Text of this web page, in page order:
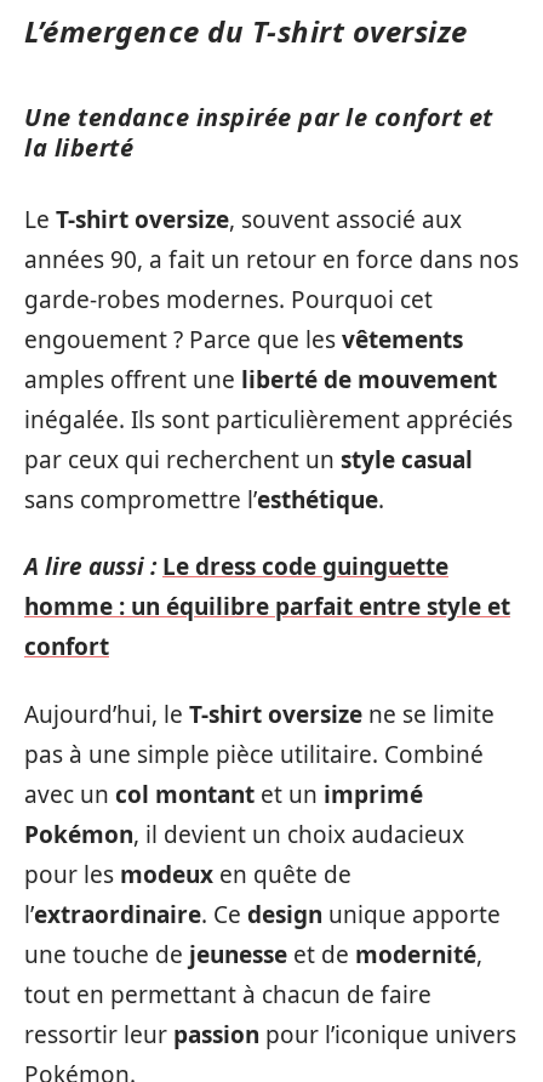
L’émergence du T-shirt oversize
Une tendance inspirée par le confort et
la liberté
Le T-shirt oversize, souvent associé aux
années 90, a fait un retour en force dans nos
garde-robes modernes. Pourquoi cet
engouement ? Parce que lesvêtements
amples offrent une liberté de mouvement
inégalée. Ils sont particulièrement appréciés
par ceux qui recherchent un style casual
sans compromettre l’esthétique.
A lire aussi : Le dress code guinguette
homme : un équilibre parfait entre style et
confort
Aujourd’hui, le T-shirt oversize ne se limite
pas à une simple pièce utilitaire. Combiné
avec un col montant et un imprimé
Pokémon, il devient un choix audacieux
pour les modeux en quête de
l’extraordinaire. Ce design unique apporte
une touche de jeunesse et de modernité,
tout en permettant à chacun de faire
ressortir leur passion pour l’iconique univers
Pokémon.